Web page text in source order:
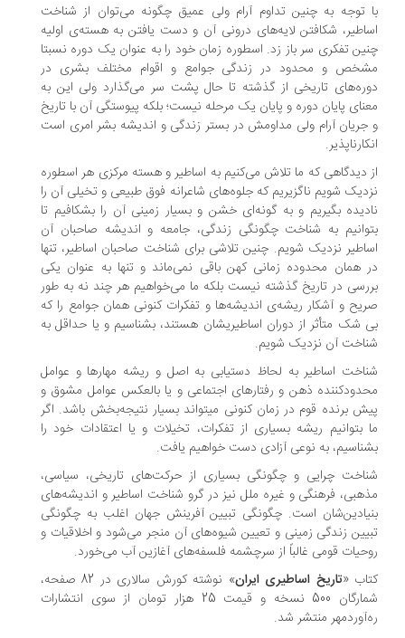
توجه به چنین تداوم آرام ولی عمیق چگونه می‌توان از شناخت
شکافتن لایه‌های درونی آن و دست یافتن به هسته‌ی اولیه‌
تفکری سر باز زد. اسطوره زمان خود را به عنوان یک دوره‌ نسبتا
و محدود در زندگی جوامع و اقوام مختلف بشری در
تاریخی از گذشته تا حال پشت سر می‌گذارد ولی این به
پایان دوره و پایان یک مرحله نیست؛ بلکه پیوستگی آن با تاریخ
آرام ولی مداومش در بستر زندگی و اندیشه‌ بشر امری است
دیدگاهی که ما تلاش می‌کنیم به اساطیر و هسته‌ مرکزی هر اسطوره
شویم ناگزیریم که جلوه‌های شاعرانه‌ فوق طبیعی و تخیلی آن را
بگیریم و به گونه‌ای خشن و بسیار زمینی آن را بشکافیم تا
به شناخت چگونگی زندگی، جامعه و اندیشه‌ صاحبان آن
نزدیک شویم. چنین تلاشی برای شناخت صاحبان اساطیر، تنها
همان محدوده‌ زمانی کهن باقی نمی‌ماند و تنها به عنوان یکی
در تاریخ گذشته نیست بلکه ما می‌خواهیم هر چند نه به طور
و آشکار ریشه‌ی اندیشه‌ها و تفکرات کنونی همان جوامع را که
شک متأثر از دوران اساطیریشان هستند، بشناسیم و یا حداقل به
آن نزدیک شویم.
اساطیر به لحاظ دستیابی به اصل و ریشه مهارها و عوامل
ذهن و رفتارهای اجتماعی و یا بالعکس عوامل مشوق و
برنده‌ قوم در زمان کنونی میتواند بسیار نتیجه‌بخش باشد. اگر
بتوانیم ریشه‌ بسیاری از تفکرات، تخیلات و یا اعتقادات خود را
به نوعی آزادی دست خواهیم یافت.
چرایی و چگونگی بسیاری از حرکت‌های تاریخی، سیاسی،
فرهنگی و غیره‌ ملل نیز در گرو شناخت اساطیر و اندیشه‌های
است. چگونگی تبیین آفرینش جهان اغلب به چگونگی
زندگی زمینی و تعیین شیوه‌های آن منجر می‌شود و اخلاقیات و
قومی غالباً از سرچشمه‌ فلسفه‌های آغازین آب می‌خورد.
«تاریخ اساطیری ایران
» نوشته کورش سالاری در 82 صفحه،
شمارگان 500 نسخه و قیمت 25 هزار تومان از سوی انتشارات
منتشر شد.